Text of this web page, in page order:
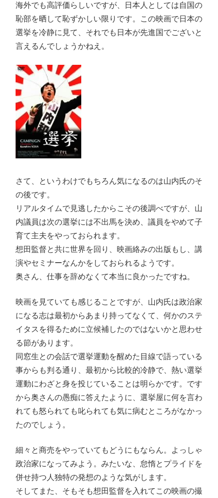
海外でも高評価らしいですが、日本人としては自国の
恥部を晒して恥ずかしい限りです。この映画で日本の
選挙を冷静に見て、それでも日本が先進国でございと
言えるんでしょうかねえ。
さて、というわけでもちろん気になるのは山内氏のそ
の後です。
リアルタイムで見逃したからこその後調べですが、山
内議員は次の選挙には不出馬を決め、議員をやめて子
育て主夫をやっておられます。
想田監督と共に世界を回り、映画絡みの出版もし、講
演やセミナーなんかをしておられるようです。
奥さん、仕事を辞めなくて本当に良かったですね。
映画を見ていても感じることですが、山内氏は政治家
になる志は最初からあまり持ってなくて、何かのステ
イタスを得るために立候補したのではないかと思わせ
る節があります。
同窓生との会話で選挙運動を醒めた目線で語っている
事からも判る通り、最初から比較的冷静で、熱い選挙
運動にわざと身を投じていることは明らかです。です
から奥さんの愚痴に答えたように、選挙屋に何を言わ
れても怒られても叱られても気に病むところがなかっ
たのでしょう。
細々と商売をやっていてもどうにもならん。よっしゃ
政治家になってみよう。みたいな、怠惰とプライドを
併せ持つ人独特の発想のような気がします。
そしてまた、そもそも想田監督を入れてこの映画の撮